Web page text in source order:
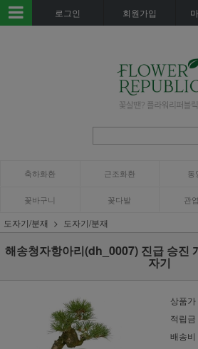
로그인 회원가입
축하화환 근조화환 동
꽃바구니 꽃다발 관
도자기/분재 도자기/분재
해송청자항아리(dh_0007) 진급 승진
자기
상품가
적립금
배송비